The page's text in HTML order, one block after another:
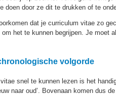
doen door ze dit te drukken of te
dat je curriculum vitae zo
om het te kunnen begrijpen. Je moet
volgorde
snel te kunnen lezen is het
naar oud’. Bovenaan komen dus